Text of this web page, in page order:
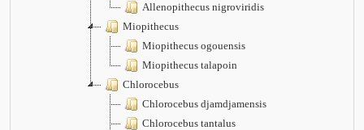
Allenopithecus nigroviridis
Miopithecus
Miopithecus ogouensis
Miopithecus talapoin
Chlorocebus
Chlorocebus djamdjamensis
Chlorocebus tantalus